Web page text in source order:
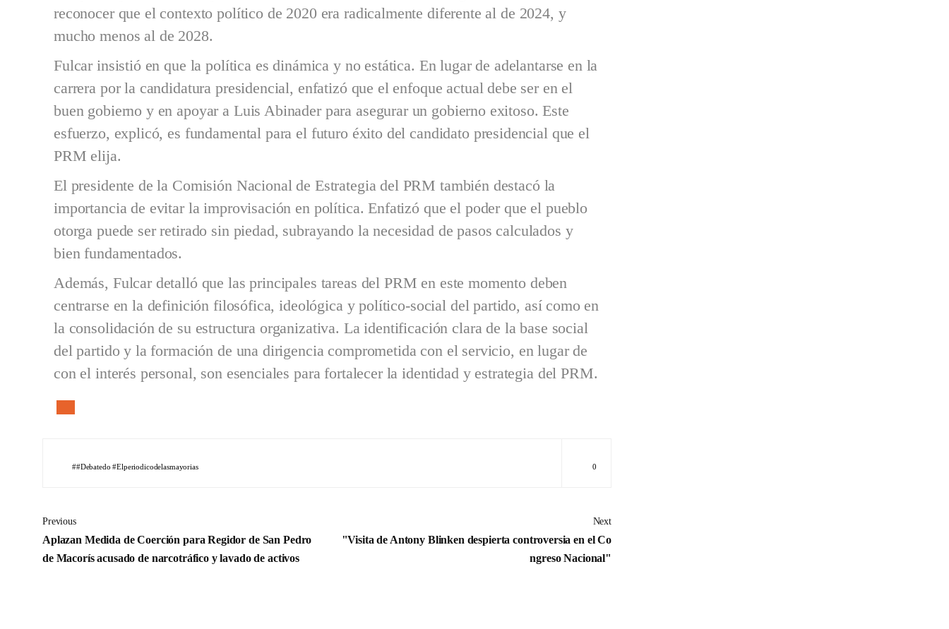
reconocer que el contexto político de 2020 era radicalmente diferente al de 2024, y
mucho menos al de 2028.
Fulcar insistió en que la política es dinámica y no estática. En lugar de adelantarse en la
carrera por la candidatura presidencial, enfatizó que el enfoque actual debe ser en el
buen gobierno y en apoyar a Luis Abinader para asegurar un gobierno exitoso. Este
esfuerzo, explicó, es fundamental para el futuro éxito del candidato presidencial que el
PRM elija.
El presidente de la Comisión Nacional de Estrategia del PRM también destacó la
importancia de evitar la improvisación en política. Enfatizó que el poder que el pueblo
otorga puede ser retirado sin piedad, subrayando la necesidad de pasos calculados y
bien fundamentados.
Además, Fulcar detalló que las principales tareas del PRM en este momento deben
centrarse en la definición filosófica, ideológica y político-social del partido, así como en
la consolidación de su estructura organizativa. La identificación clara de la base social
del partido y la formación de una dirigencia comprometida con el servicio, en lugar de
con el interés personal, son esenciales para fortalecer la identidad y estrategia del PRM.
#debatedo #Elperiodicodelasmayorias 0
Previous
Aplazan Medida de Coerción para Regidor de San Pedro
de Macorís acusado de narcotráfico y lavado de activos
Next
"Visita de Antony Blinken despierta controversia en el Co
ngreso Nacional"